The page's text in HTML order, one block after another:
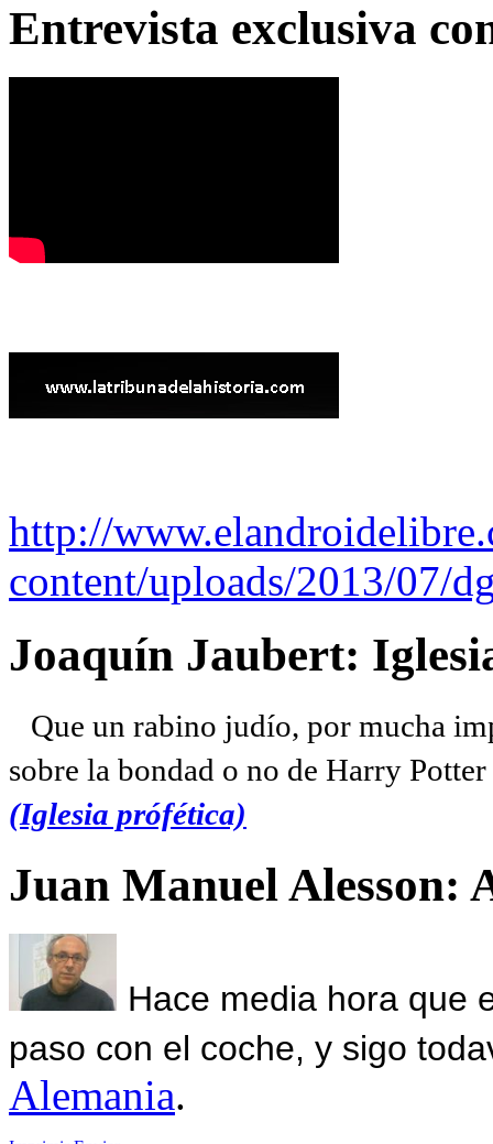
Entrevista exclusiva
http://
content/uploads/2013/07/
Joaquín Jaubert:
Que un rabino judío, por mucha
sobre la bondad o no de Harry
(Iglesia prófética)
Juan Manuel Alesson:
Hace media hora que
paso con el coche, y sigo
Alemania.